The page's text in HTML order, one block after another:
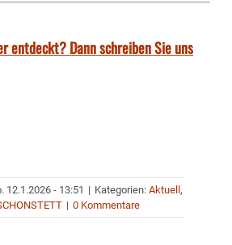
entdeckt? Dann schreiben Sie uns
12.1.2026 - 13:51 | Kategorien: Aktuell ,
| 0 Kommentare